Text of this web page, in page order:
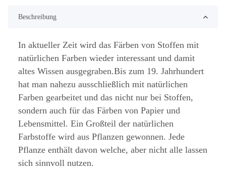
Beschreibung
In aktueller Zeit wird das Färben von Stoffen mit
natürlichen Farben wieder interessant und damit
altes Wissen ausgegraben.Bis zum 19. Jahrhundert
hat man nahezu ausschließlich mit natürlichen
Farben gearbeitet und das nicht nur bei Stoffen,
sondern auch für das Färben von Papier und
Lebensmittel. Ein Großteil der natürlichen
Farbstoffe wird aus Pflanzen gewonnen. Jede
Pflanze enthält davon welche, aber nicht alle lassen
sich sinnvoll nutzen.